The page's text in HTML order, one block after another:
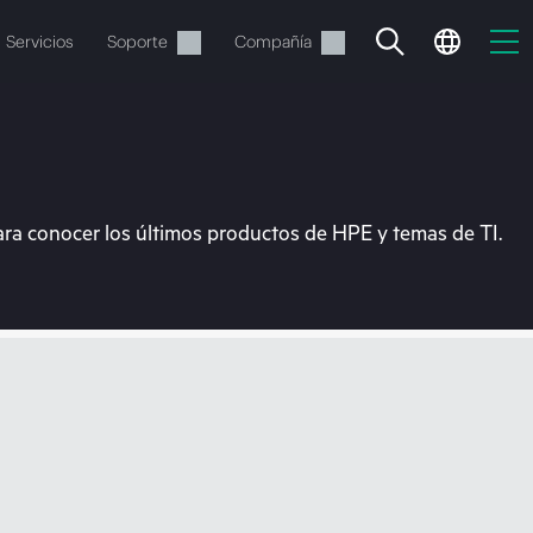
Servicios Soporte Compañía
conocer los últimos productos de HPE y temas de TI.